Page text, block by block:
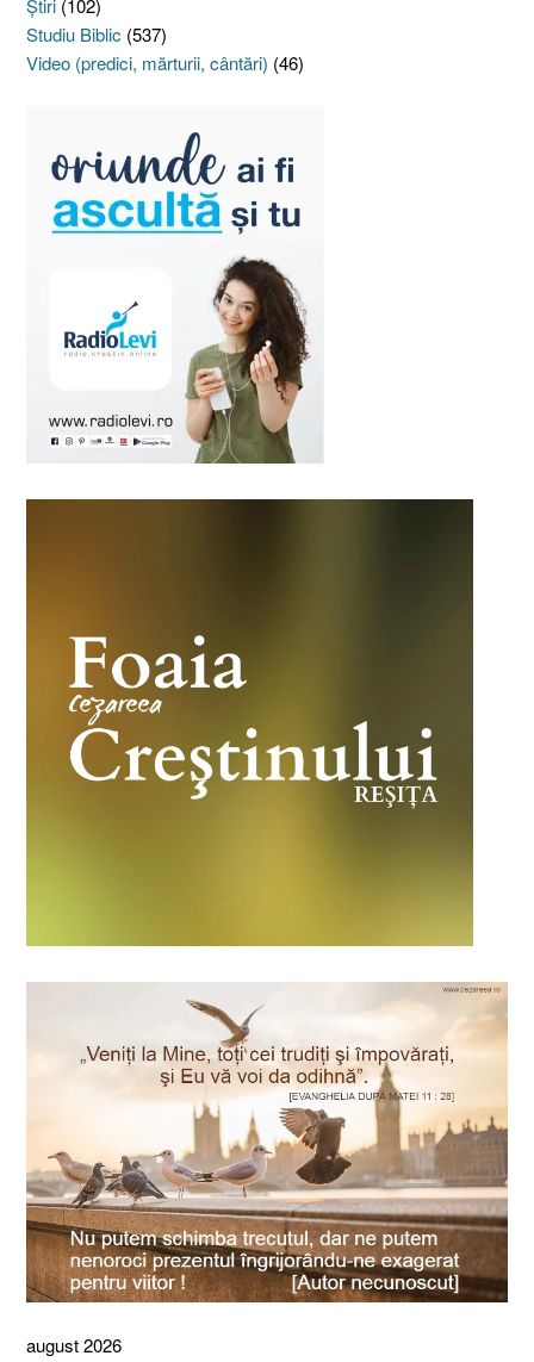
Studiu Biblic (537)
Video (predici, mărturii, cântări) (46)
august 2026